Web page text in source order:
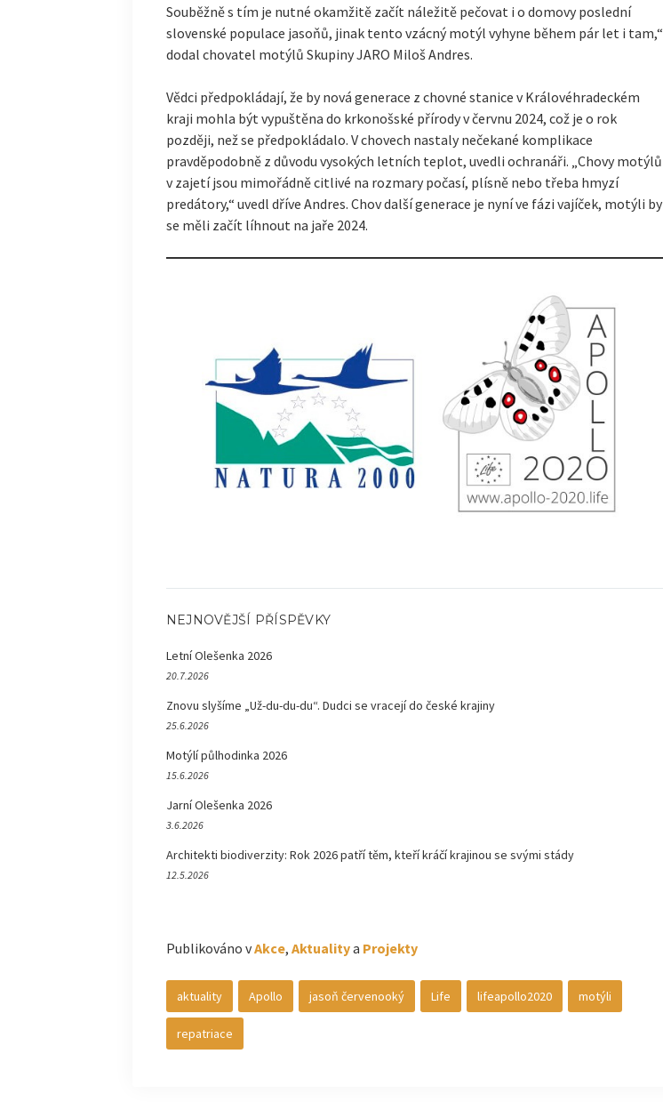
Souběžně s tím je nutné okamžitě začít náležitě pečovat i o domovy poslední
slovenské populace jasoňů, jinak tento vzácný motýl vyhyne během pár let i tam,“
dodal chovatel motýlů Skupiny JARO Miloš Andres.
Vědci předpokládají, že by nová generace z chovné stanice v Královéhradeckém
kraji mohla být vypuštěna do krkonošské přírody v červnu 2024, což je o rok
později, než se předpokládalo. V chovech nastaly nečekané komplikace
pravděpodobně z důvodu vysokých letních teplot, uvedli ochranáři. „Chovy motýlů
v zajetí jsou mimořádně citlivé na rozmary počasí, plísně nebo třeba hmyzí
predátory,“ uvedl dříve Andres. Chov další generace je nyní ve fázi vajíček, motýli by
se měli začít líhnout na jaře 2024.
NEJNOVĚJŠÍ PŘÍSPĚVKY
Letní Olešenka 2026
20.7.2026
Znovu slyšíme „Už-du-du-du“. Dudci se vracejí do české krajiny
25.6.2026
Motýlí půlhodinka 2026
15.6.2026
Jarní Olešenka 2026
3.6.2026
Architekti biodiverzity: Rok 2026 patří těm, kteří kráčí krajinou se svými stády
12.5.2026
Publikováno vAkce, Aktualitya Projekty
aktuality Apollo jasoň červenooký Life lifeapollo2020 motýli
repatriace